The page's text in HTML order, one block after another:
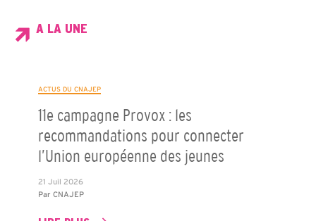
A LA UNE
ACTUS DU CNAJEP
11e campagne Provox : les
recommandations pour connecter
l’Union européenne des jeunes
21 Juil 2026
Par CNAJEP